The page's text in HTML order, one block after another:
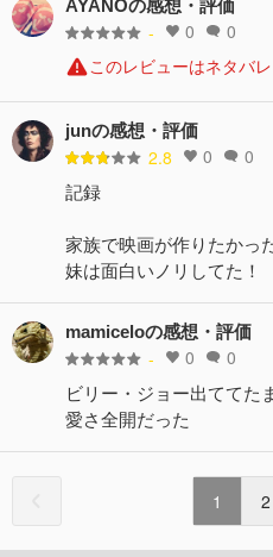
AYANOの感想・評価
- 0 0
このレビューはネタバ
junの感想・評価
2.8 0 0
記録
家族で映画が作りたかっ
妹は面白いノリしてた！
mamiceloの感想・評価
- 0 0
ビリー・ジョー出てて
愛さ全開だった
1 2